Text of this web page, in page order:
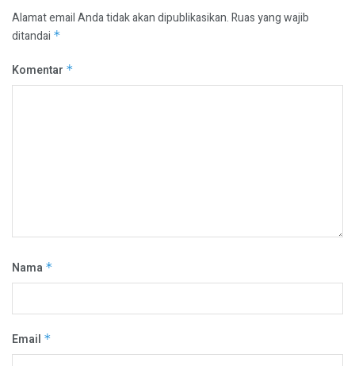
Alamat email Anda tidak akan dipublikasikan.Ruas yang wajib
ditandai *
Komentar *
Nama *
Email *